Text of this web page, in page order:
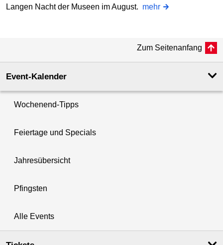
Langen Nacht der Museen im August. mehr
Zum Seitenanfang
Event-Kalender
Wochenend-Tipps
Feiertage und Specials
Jahresübersicht
Pfingsten
Alle Events